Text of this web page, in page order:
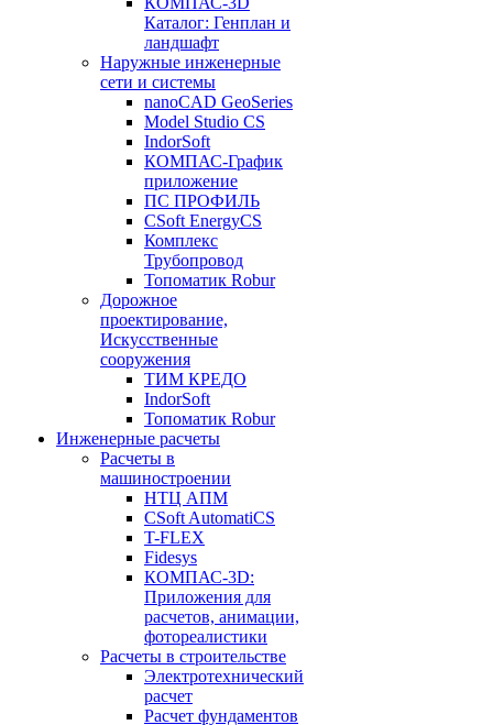
Каталог: Генплан и
ландшафт
Наружные инженерные
сети и системы
nanoCAD GeoSeries
Model Studio CS
IndorSoft
КОМПАС-График
приложение
ПС ПРОФИЛЬ
CSoft EnergyCS
Комплекс
Трубопровод
Топоматик Robur
Дорожное
проектирование,
Искусственные
сооружения
ТИМ КРЕДО
IndorSoft
Топоматик Robur
Инженерные расчеты
Расчеты в
машиностроении
НТЦ АПМ
CSoft AutomatiCS
T-FLEX
Fidesys
КОМПАС-3D:
Приложения для
расчетов, анимации,
фотореалистики
Расчеты в строительстве
Электротехнический
расчет
Расчет фундаментов